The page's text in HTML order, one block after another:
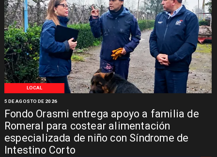
LOCAL
Fondo Orasmi entrega apoyo a familia de
Romeral para costear alimentación
especializada de niño con Síndrome de
Intestino Corto
5 DE AGOSTO DE 2026